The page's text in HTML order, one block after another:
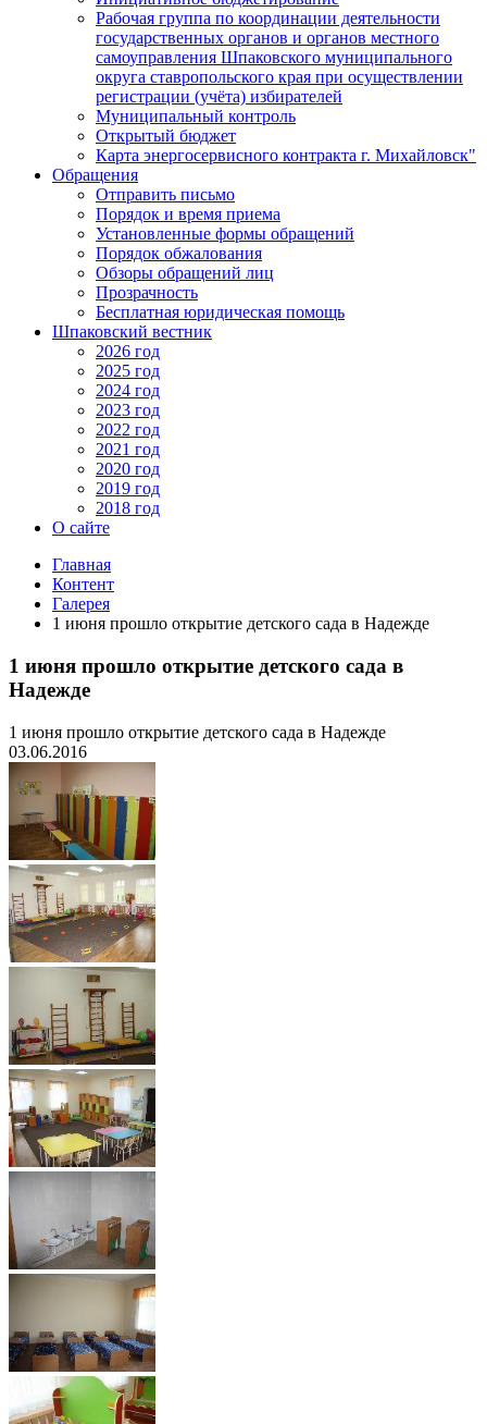
Рабочая группа по координации деятельности
государственных органов и органов местного
самоуправления Шпаковского муниципального
округа ставропольского края при осуществлении
регистрации (учёта) избирателей
Муниципальный контроль
Открытый бюджет
Карта энергосервисного контракта г. Михайловск"
Обращения
Отправить письмо
Порядок и время приема
Установленные формы обращений
Порядок обжалования
Обзоры обращений лиц
Прозрачность
Бесплатная юридическая помощь
Шпаковский вестник
2026 год
2025 год
2024 год
2023 год
2022 год
2021 год
2020 год
2019 год
2018 год
О сайте
Главная
Контент
Галерея
1 июня прошло открытие детского сада в Надежде
1 июня прошло открытие детского сада в
Надежде
1 июня прошло открытие детского сада в Надежде
03.06.2016